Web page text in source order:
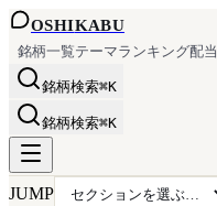
OSHIKABU
銘柄一覧テーマランキング配当
銘柄検索⌘K
銘柄検索⌘K
JUMP